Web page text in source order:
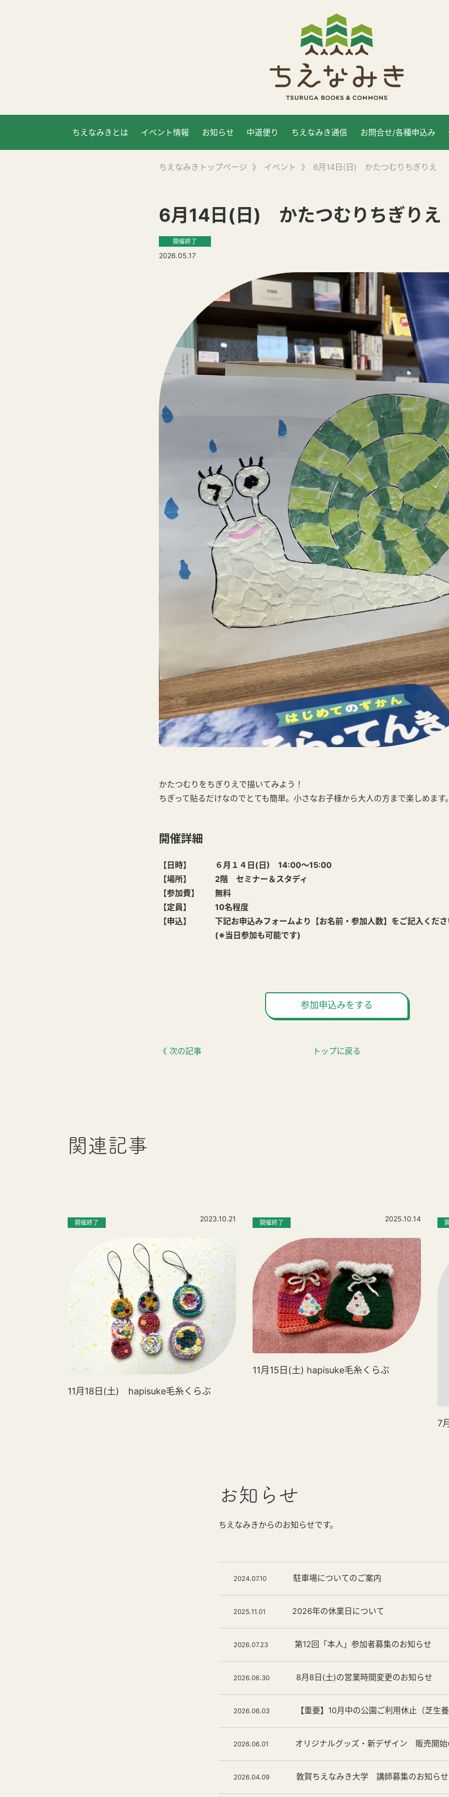
ちえなみきとは イベント情報 お知らせ 中道便り ちえなみき通信 お問合せ/各種申込み
ちえなみきトップページ 》 イベント 》 6月14日(日) かたつむりちぎりえ
6月14日(日) かたつむりちぎりえ
開催終了
2026.05.17
かたつむりをちぎりえで描いてみよう！
ちぎって貼るだけなのでとても簡単。小さなお子様から大人の方まで楽しめます
開催詳細
【日時】 ６月１４日(日) 14:00～15:00
【場所】 2階 セミナー＆スタディ
【参加費】 無料
【定員】 10名程度
【申込】 下記お申込みフォームより【お名前・参加人数】をご記入くださ
(※当日参加も可能です)
参加申込みをする
《 次の記事 トップに戻る
関連記事
開催終了 2023.10.21
11月18日(土) hapisuke毛糸くらぶ
開催終了 2025.10.14
11月15日(土) hapisuke毛糸くらぶ
7
お知らせ
ちえなみきからのお知らせです。
2024.07.10 駐車場についてのご案内
2025.11.01 2026年の休業日について
2026.07.23 第12回「本人」参加者募集のお知らせ
2026.06.30 8月8日(土)の営業時間変更のお知らせ
2026.06.03 【重要】10月中の公園ご利用休止（芝生
2026.06.01 オリジナルグッズ・新デザイン 販売開始
2026.04.09 敦賀ちえなみき大学 講師募集のお知らせ